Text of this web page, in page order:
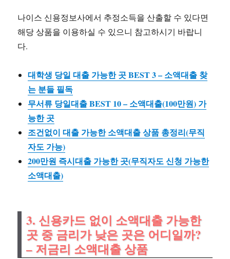
나이스 신용정보사에서 추정소득을 산출할 수 있다면
해당 상품을 이용하실 수 있으니 참고하시기 바랍니
다.
대학생 당일 대출 가능한 곳 BEST 3 – 소액대출 찾
는 분들 필독
무서류 당일대출 BEST 10 – 소액대출(100만원) 가
능한 곳
조건없이 대출 가능한 소액대출 상품 총정리(무직
자도 가능)
200만원 즉시대출 가능한 곳(무직자도 신청 가능한
소액대출)
3. 신용카드 없이 소액대출 가능한
곳 중 금리가 낮은 곳은 어디일까?
– 저금리 소액대출 상품